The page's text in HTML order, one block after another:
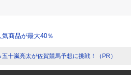
商品が最大40％
十嵐亮太が佐賀競馬予想に挑戦！（PR）